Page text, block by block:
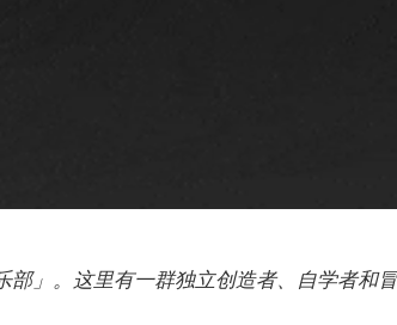
部」。这里有一群独立创造者、自学者和